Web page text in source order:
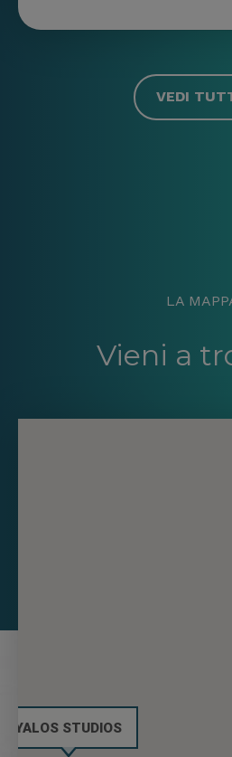
VEDI
LA
Vieni a
YALOS STUDIOS